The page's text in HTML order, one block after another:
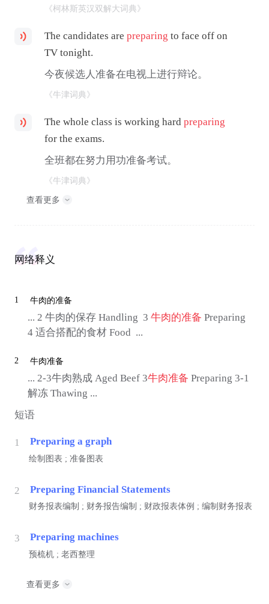
《柯林斯英汉双解大词典》
The candidates arepreparing to face off on
TV tonight.
今夜候选人准备在电视上进行辩论。
《牛津词典》
The whole class is working hardpreparing
for the exams.
全班都在努力用功准备考试。
《牛津词典》
查看更多
网络释义
1 牛肉的准备
... 2 牛肉的保存 Handling 3 牛肉的准备 Preparing
4 适合搭配的食材 Food ...
2 牛肉准备
... 2-3牛肉熟成 Aged Beef 3牛肉准备 Preparing 3-1
解冻 Thawing ...
短语
1 Preparing a graph
绘制图表 ; 准备图表
2 Preparing Financial Statements
财务报表编制 ; 财务报告编制 ; 财政报表体例 ; 编制财务报表
3 Preparing machines
预梳机 ; 老西整理
查看更多